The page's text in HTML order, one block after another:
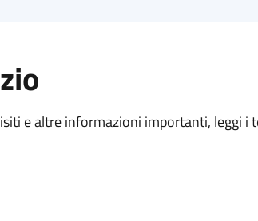
e altre informazioni importanti, leggi i